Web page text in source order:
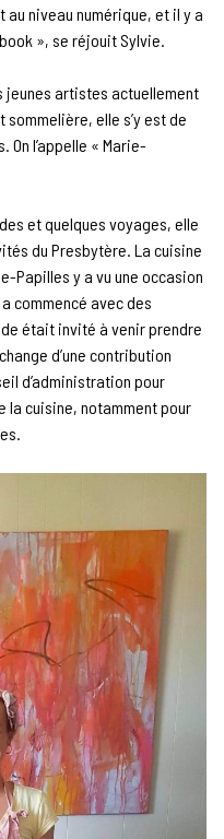
au niveau numérique, et il y a
», se réjouit Sylvie.
jeunes artistes actuellement
elle s’y est de
l’appelle « Marie-
et quelques voyages, elle
du Presbytère. La cuisine
Papilles y a vu une occasion
commencé avec des
était invité à venir prendre
d’une contribution
d’administration pour
la cuisine, notamment pour